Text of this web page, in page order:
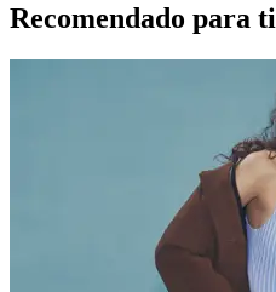
Recomendado para ti